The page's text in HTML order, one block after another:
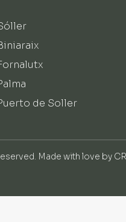
de Soller
Made with love by